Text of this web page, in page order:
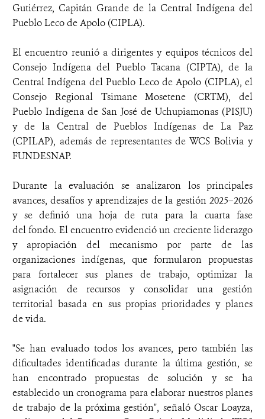
Gutiérrez, Capitán Grande de la Central Indígena del
Pueblo Leco de Apolo (CIPLA).
El encuentro reunió a dirigentes y equipos técnicos del
Consejo Indígena del Pueblo Tacana (CIPTA), de la
Central Indígena del Pueblo Leco de Apolo (CIPLA), el
Consejo Regional Tsimane Mosetene (CRTM), del
Pueblo Indígena de San José de Uchupiamonas (PISJU)
y de la Central de Pueblos Indígenas de La Paz
(CPILAP), además de representantes de WCS Bolivia y
FUNDESNAP.
Durante la evaluación se analizaron los principales
avances, desafíos y aprendizajes de la gestión 2025–2026
y se definió una hoja de ruta para la cuarta fase
del fondo. El encuentro evidenció un creciente liderazgo
y apropiación del mecanismo por parte de las
organizaciones indígenas, que formularon propuestas
para fortalecer sus planes de trabajo, optimizar la
asignación de recursos y consolidar una gestión
territorial basada en sus propias prioridades y planes
de vida.
"Se han evaluado todos los avances, pero también las
dificultades identificadas durante la última gestión, se
han encontrado propuestas de solución y se ha
establecido un cronograma para elaborar nuestros planes
de trabajo de la próxima gestión", señaló Oscar Loayza,